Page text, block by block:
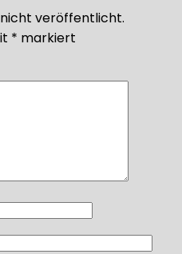
veröffentlicht.
* markiert